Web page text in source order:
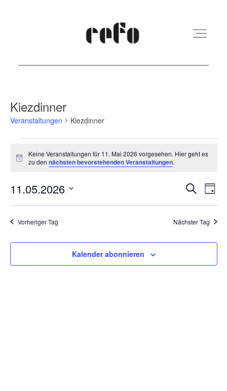
Kita
Kiezdinner
Veranstaltungen Kiezdinner
für
Mai
Hinweis
Keine Veranstaltungen für 11. Mai 2026 vorgesehen. Hier geht es
zu den nächsten bevorstehenden Veranstaltungen.
Suche
und
SucheTag
11.05.2026
Datum
wählen.
Vorheriger Tag Nächster Tag
Kalender abonnieren